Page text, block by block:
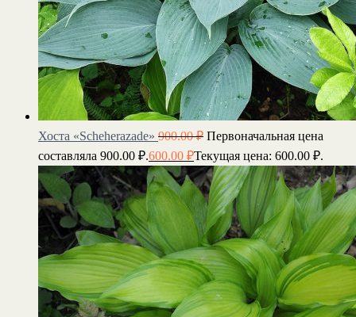
Хоста «Scheherazade» 900.00₽ Первоначальная цена
составляла 900.00 ₽.600.00 ₽Текущая цена: 600.00 ₽.